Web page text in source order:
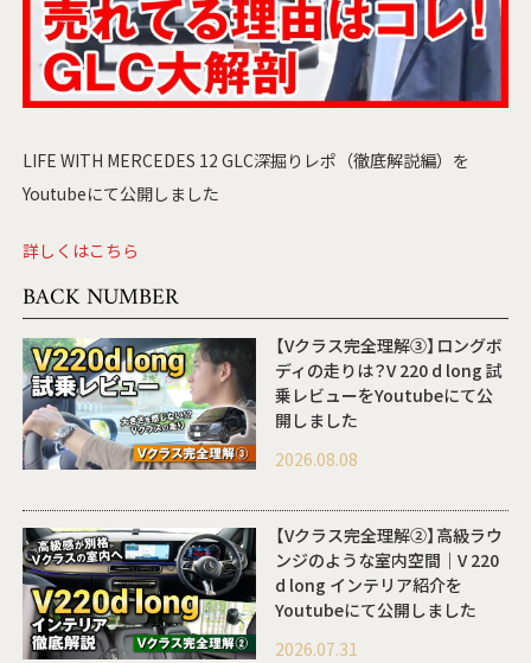
LIFE WITH MERCEDES 12 GLC深掘りレポ（徹底解説編）を
Youtubeにて公開しました
詳しくはこちら
BACK NUMBER
【Vクラス完全理解③】ロングボ
ディの走りは？V 220 d long 試
乗レビューをYoutubeにて公
開しました
2026.08.08
【Vクラス完全理解②】高級ラウ
ンジのような室内空間｜V 220
d long インテリア紹介を
Youtubeにて公開しました
2026.07.31